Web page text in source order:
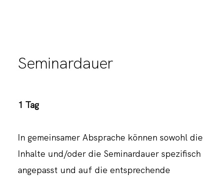
1 Tag
In gemeinsamer Absprache können sowohl die
Inhalte und/oder die Seminardauer spezifisch
angepasst und auf die entsprechende
Seminardauer